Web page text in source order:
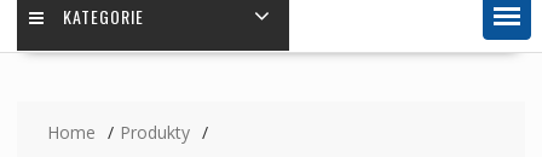
KATEGORIE
Home
Produkty